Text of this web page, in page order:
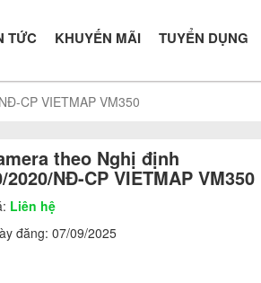
TỨC KHUYẾN MÃI TUYỂN DỤNG
CP VIETMAP VM350
theo Nghị định
2020/NĐ-CP VIETMAP VM350
Liên hệ
đăng:07/09/2025